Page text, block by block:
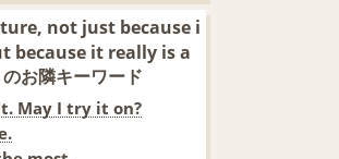
not just because i
because it really is a
お隣キーワード
May I try it on?